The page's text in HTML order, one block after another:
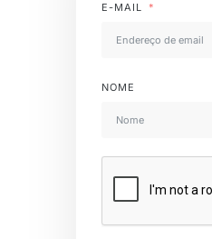
E-MAIL
NOME